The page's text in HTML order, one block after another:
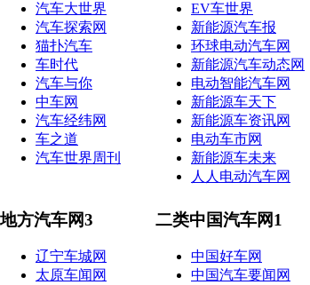
汽车大世界
汽车探索网
猫扑汽车
车时代
汽车与你
中车网
汽车经纬网
车之道
汽车世界周刊
EV车世界
新能源汽车报
环球电动汽车网
新能源汽车动态网
电动智能汽车网
新能源车天下
新能源车资讯网
电动车市网
新能源车未来
人人电动汽车网
地方汽车网3
辽宁车城网
太原车闻网
二类中国汽车网1
中国好车网
中国汽车要闻网